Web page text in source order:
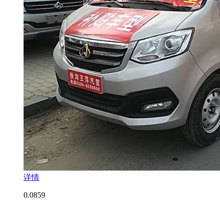
详情
0.0859